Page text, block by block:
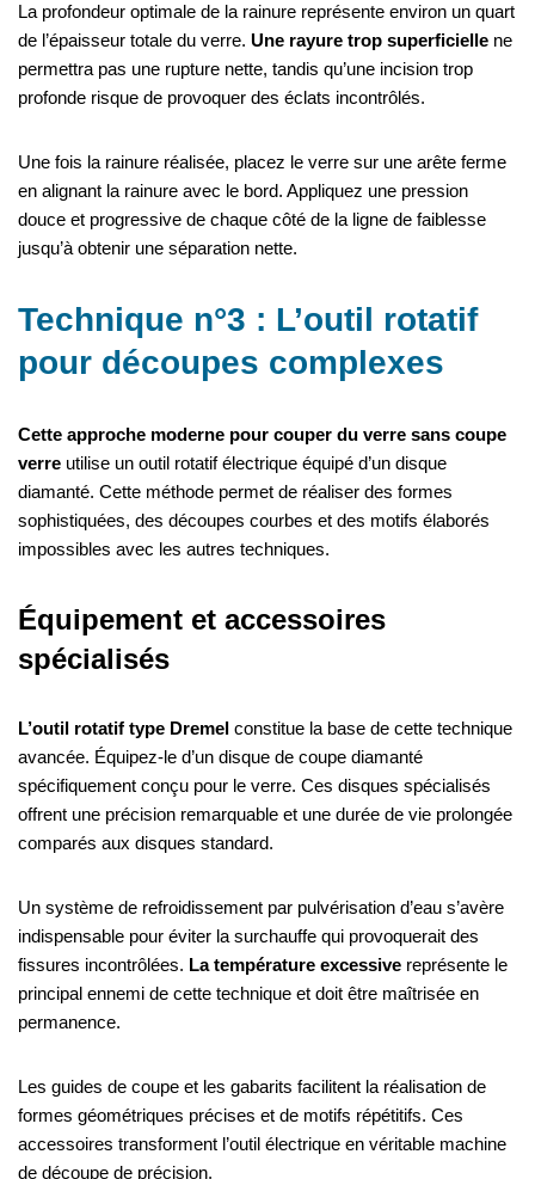
La profondeur optimale de la rainure représente environ un quart
de l’épaisseur totale du verre. Une rayure trop superficielle ne
permettra pas une rupture nette, tandis qu’une incision trop
profonde risque de provoquer des éclats incontrôlés.
Une fois la rainure réalisée, placez le verre sur une arête ferme
en alignant la rainure avec le bord. Appliquez une pression
douce et progressive de chaque côté de la ligne de faiblesse
jusqu’à obtenir une séparation nette.
Technique n°3 : L’outil rotatif
pour découpes complexes
Cette approche moderne pour couper du verre sans coupe
verre utilise un outil rotatif électrique équipé d’un disque
diamanté. Cette méthode permet de réaliser des formes
sophistiquées, des découpes courbes et des motifs élaborés
impossibles avec les autres techniques.
Équipement et accessoires
spécialisés
L’outil rotatif type Dremel constitue la base de cette technique
avancée. Équipez-le d’un disque de coupe diamanté
spécifiquement conçu pour le verre. Ces disques spécialisés
offrent une précision remarquable et une durée de vie prolongée
comparés aux disques standard.
Un système de refroidissement par pulvérisation d’eau s’avère
indispensable pour éviter la surchauffe qui provoquerait des
fissures incontrôlées. La température excessive représente le
principal ennemi de cette technique et doit être maîtrisée en
permanence.
Les guides de coupe et les gabarits facilitent la réalisation de
formes géométriques précises et de motifs répétitifs. Ces
accessoires transforment l’outil électrique en véritable machine
de découpe de précision.